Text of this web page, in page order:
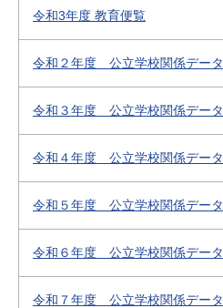
令和3年度 教育便覧
令和２年度 公立学校関係データ
令和３年度 公立学校関係データ
令和４年度 公立学校関係データ
令和５年度 公立学校関係データ
令和６年度 公立学校関係データ
令和７年度 公立学校関係データ